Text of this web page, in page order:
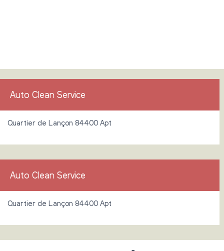
Auto Clean Service
Quartier de Lançon 84400 Apt
Auto Clean Service
Quartier de Lançon 84400 Apt